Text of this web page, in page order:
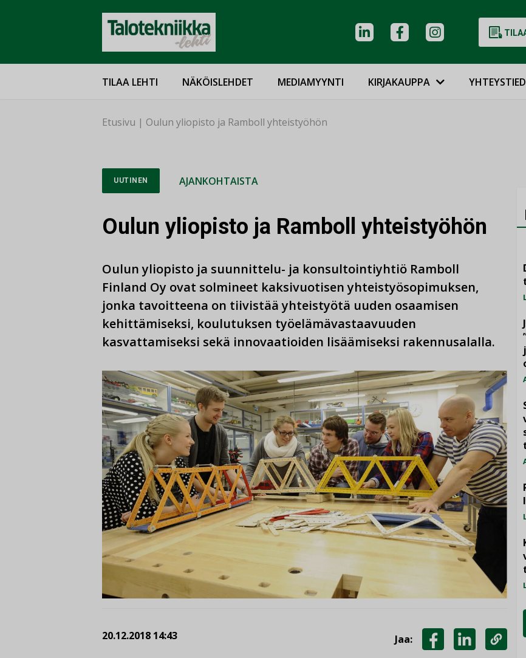
TILAA LEHTI NÄKÖISLEHDET MEDIAMYYNTI KIRJAKAUPPA
Etusivu | Oulun yliopisto ja Ramboll yhteistyöhön
UUTINEN AJANKOHTAISTA
Oulun yliopisto ja Ramboll yhteistyöhön
Oulun yliopisto ja suunnittelu- ja konsultointiyhtiö Ramboll
Finland Oy ovat solmineet kaksivuotisen yhteistyösopimuksen,
jonka tavoitteena on tiivistää yhteistyötä uuden osaamisen
kehittämiseksi, koulutuksen työelämävastaavuuden
kasvattamiseksi sekä innovaatioiden lisäämiseksi rakennusalalla.
20.12.2018 14:43 Jaa: